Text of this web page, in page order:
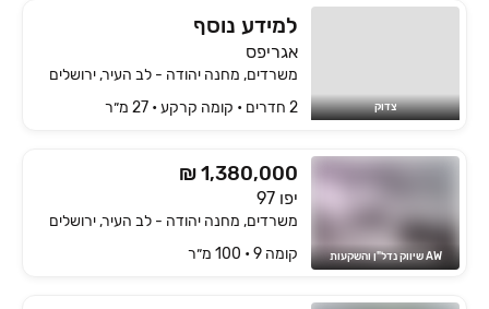
צדוק
למידע נוסף
אגריפס
משרדים, מחנה יהודה - לב העיר, ירושלים
2 חדרים • קומה ‎קרקע‏ • 27 מ״ר
AW שיווק נדל"ן והשקעות
₪ 1,380,000
יפו 97
משרדים, מחנה יהודה - לב העיר, ירושלים
קומה ‎9‏ • 100 מ״ר